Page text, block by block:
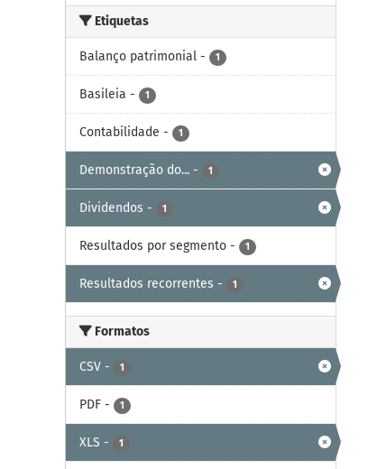
Etiquetas
Balanço patrimonial - 1
Basileia - 1
Contabilidade - 1
Demonstração do... - 1
Dividendos - 1
Resultados por segmento - 1
Resultados recorrentes - 1
Formatos
CSV - 1
PDF - 1
XLS - 1